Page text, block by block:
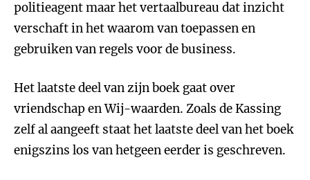
politieagent maar het vertaalbureau dat inzicht
verschaft in het waarom van toepassen en
gebruiken van regels voor de business.
Het laatste deel van zijn boek gaat over
vriendschap en Wij-waarden. Zoals de Kassing
zelf al aangeeft staat het laatste deel van het boek
enigszins los van hetgeen eerder is geschreven.